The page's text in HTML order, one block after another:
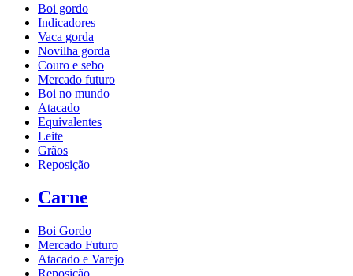
Boi gordo
Indicadores
Vaca gorda
Novilha gorda
Couro e sebo
Mercado futuro
Boi no mundo
Atacado
Equivalentes
Leite
Grãos
Reposição
Carne
Boi Gordo
Mercado Futuro
Atacado e Varejo